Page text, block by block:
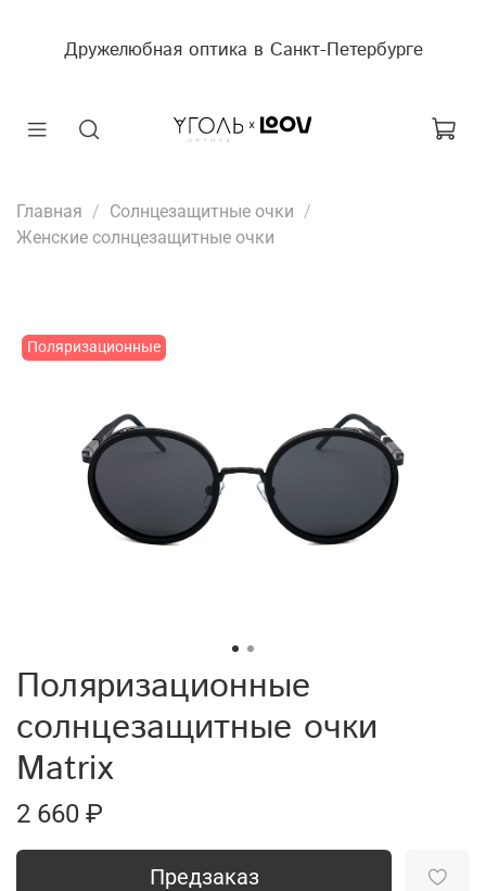
Дружелюбная оптика в Санкт-Петербурге
Главная
Солнцезащитные очки
Женские солнцезащитные очки
Поляризационные
Поляризационные
солнцезащитные очки
Matrix
2 660 ₽
Предзаказ